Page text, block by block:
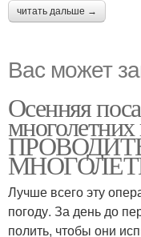
читать дальше →
Вас может
Осенняя
Лучше всего эту
погоду. За день до
полить, чтобы они